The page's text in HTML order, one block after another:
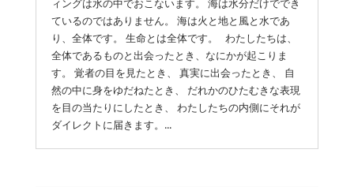
ィングは水の中でおこないます。 海は水分だけででき
ているのではありません。 海は火と地と風と水であ
り、全体です。 生命とは全体です。 わたしたちは、
全体であるものと出会ったとき、なにかが起こりま
す。 覚者の目を見たとき、 真実に出会ったとき、 自
然の中に身をゆだねたとき、 だれかのひたむきな表現
を目の当たりにしたとき、 わたしたちの内側にそれが
ダイレクトに届きます。...